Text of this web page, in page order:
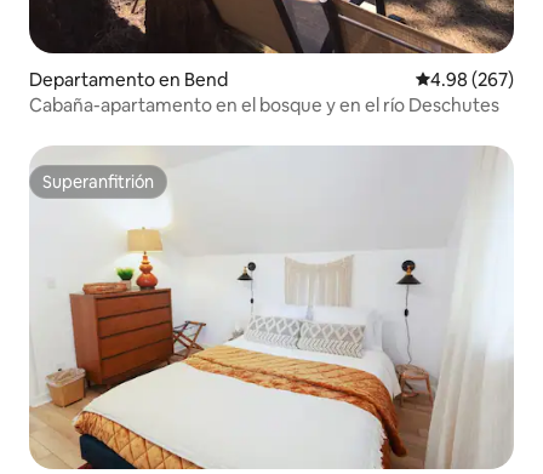
Departamento en Bend Calificación
4.98 (267)
Cabaña-apartamento en el bosque y en el río Deschutes
Superanfitrión
Superanfitrión